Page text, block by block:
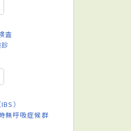
査
）
無呼吸症候群